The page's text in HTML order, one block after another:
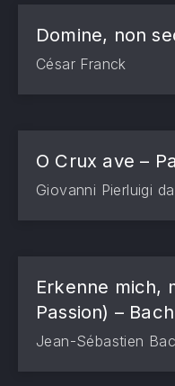
Domine, non
César Franck
O Crux ave –
Giovanni Pierluigi
Erkenne mich,
Passion) – Bach
Jean-Sébastien